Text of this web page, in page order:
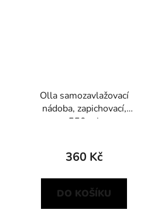
Olla samozavlažovací
nádoba, zapichovací,
550 ml
360 Kč
DO KOŠÍKU